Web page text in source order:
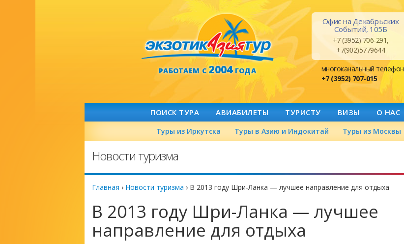
РАБОТАЕМ С2004ГОДА
Офис на Декабрьских
Событий, 105Б
+7 (3952) 706-291,
+7(902)5779644
многоканальный телефон
+7 (3952) 707-015
ПОИСК ТУРА АВИАБИЛЕТЫ ТУРИСТУ ВИЗЫ О НАС
Туры из Иркутска Туры в Азию и Индокитай Туры из Москвы
Новости туризма
Главная › Новости туризма › В 2013 году Шри-Ланка — лучшее направление для отдыха
В 2013 году Шри-Ланка — лучшее
направление для отдыха